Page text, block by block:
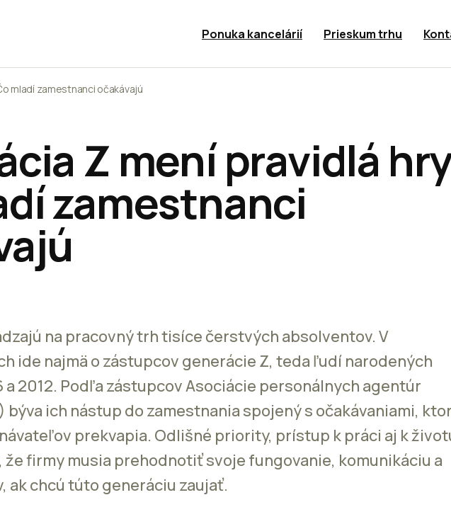
Ponuka kancelárií Prieskum trhu
mladí zamestnanci očakávajú
Z mení pravidlá
zamestnanci
na pracovný trh tisíce čerstvých absolventov. V
ide najmä o zástupcov generácie Z, teda ľudí narodených
a 2012. Podľa zástupcov Asociácie personálnych agentúr
býva ich nástup do zamestnania spojený s očakávaniami,
prekvapia. Odlišné priority, prístup k práci aj k
že firmy musia prehodnotiť svoje fungovanie, komunikáciu a
ak chcú túto generáciu zaujať.